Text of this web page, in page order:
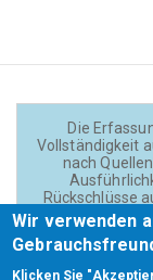
Die
Vollständigkeit
nach
Rückschlüsse
Daten und
Wir verwenden
Klicken Sie